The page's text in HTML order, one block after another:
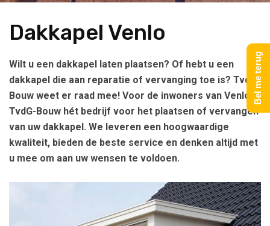
Dakkapel Venlo
Wilt u een dakkapel laten plaatsen? Of hebt u een
dakkapel die aan reparatie of vervanging toe is? TvdG-
Bouw weet er raad mee! Voor de inwoners van Venlo is
TvdG-Bouw hét bedrijf voor het plaatsen of vervangen
van uw dakkapel. We leveren een hoogwaardige
kwaliteit, bieden de beste service en denken altijd met
u mee om aan uw wensen te voldoen.
Bel me terug